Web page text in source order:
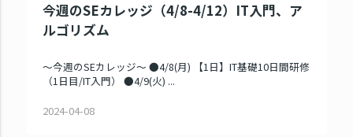
今週のSEカレッジ（4/8-4/12）IT入門、ア
ルゴリズム
～今週のSEカレッジ～ ●4/8(月) 【1日】IT基礎10日間研修
（1日目/IT入門） ●4/9(火) ...
2024-04-08